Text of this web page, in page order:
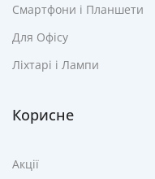
Смартфони і Планшети
Для Офісу
Ліхтарі і Лампи
Корисне
Акції